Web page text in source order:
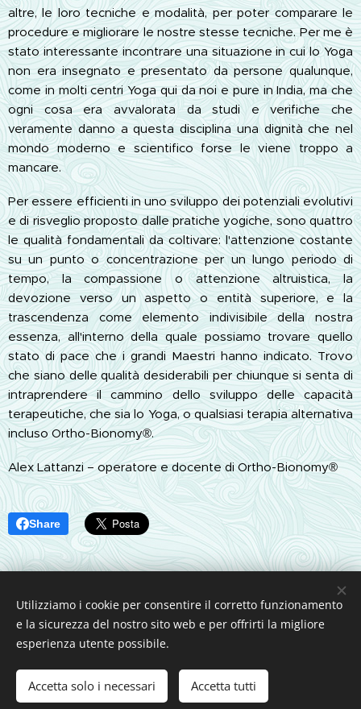
altre, le loro tecniche e modalità, per poter comparare le
procedure e migliorare le nostre stesse tecniche. Per me è
stato interessante incontrare una situazione in cui lo Yoga
non era insegnato e presentato da persone qualunque,
come in molti centri Yoga qui da noi e pure in India, ma che
ogni cosa era avvalorata da studi e verifiche che
veramente danno a questa disciplina una dignità che nel
mondo moderno e scientifico forse le viene troppo a
mancare.
Per essere efficienti in uno sviluppo dei potenziali evolutivi
e di risveglio proposto dalle pratiche yogiche, sono quattro
le qualità fondamentali da coltivare: l'attenzione costante
su un punto o concentrazione per un lungo periodo di
tempo, la compassione o attenzione altruistica, la
devozione verso un aspetto o entità superiore, e la
trascendenza come elemento indivisibile della nostra
essenza, all'interno della quale possiamo trovare quello
stato di pace che i grandi Maestri hanno indicato. Trovo
che siano delle qualità desiderabili per chiunque si senta di
intraprendere il cammino dello sviluppo delle capacità
terapeutiche, che sia lo Yoga, o qualsiasi terapia alternativa
incluso Ortho-Bionomy®.
Alex Lattanzi – operatore e docente di Ortho-Bionomy®
Share
Cookies
Utilizziamo i cookie per consentire il corretto funzionamento
e la sicurezza del nostro sito web e per offrirti la migliore
esperienza utente possibile.
Accetta solo i necessari Accetta tutti